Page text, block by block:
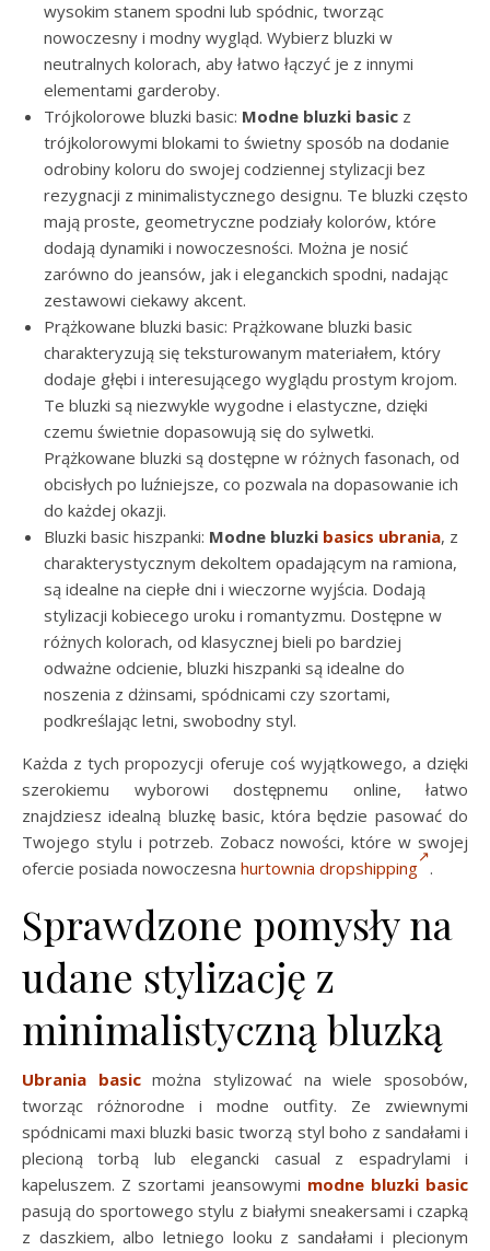
wysokim stanem spodni lub spódnic, tworząc
nowoczesny i modny wygląd. Wybierz bluzki w
neutralnych kolorach, aby łatwo łączyć je z innymi
elementami garderoby.
Trójkolorowe bluzki basic: Modne bluzki basic z
trójkolorowymi blokami to świetny sposób na dodanie
odrobiny koloru do swojej codziennej stylizacji bez
rezygnacji z minimalistycznego designu. Te bluzki często
mają proste, geometryczne podziały kolorów, które
dodają dynamiki i nowoczesności. Można je nosić
zarówno do jeansów, jak i eleganckich spodni, nadając
zestawowi ciekawy akcent.
Prążkowane bluzki basic: Prążkowane bluzki basic
charakteryzują się teksturowanym materiałem, który
dodaje głębi i interesującego wyglądu prostym krojom.
Te bluzki są niezwykle wygodne i elastyczne, dzięki
czemu świetnie dopasowują się do sylwetki.
Prążkowane bluzki są dostępne w różnych fasonach, od
obcisłych po luźniejsze, co pozwala na dopasowanie ich
do każdej okazji.
Bluzki basic hiszpanki: Modne bluzki basics ubrania, z
charakterystycznym dekoltem opadającym na ramiona,
są idealne na ciepłe dni i wieczorne wyjścia. Dodają
stylizacji kobiecego uroku i romantyzmu. Dostępne w
różnych kolorach, od klasycznej bieli po bardziej
odważne odcienie, bluzki hiszpanki są idealne do
noszenia z dżinsami, spódnicami czy szortami,
podkreślając letni, swobodny styl.
Każda z tych propozycji oferuje coś wyjątkowego, a dzięki
szerokiemu wyborowi dostępnemu online, łatwo
znajdziesz idealną bluzkę basic, która będzie pasować do
Twojego stylu i potrzeb. Zobacz nowości, które w swojej
ofercie posiada nowoczesna hurtownia dropshipping .
Sprawdzone pomysły na
udane stylizację z
minimalistyczną bluzką
Ubrania basicmożna stylizować na wiele sposobów,
tworząc różnorodne i modne outfity. Ze zwiewnymi
spódnicami maxi bluzki basic tworzą styl boho z sandałami i
plecioną torbą lub elegancki casual z espadrylami i
kapeluszem. Z szortami jeansowymi modne bluzki basic
pasują do sportowego stylu z białymi sneakersami i czapką
z daszkiem, albo letniego looku z sandałami i plecionym